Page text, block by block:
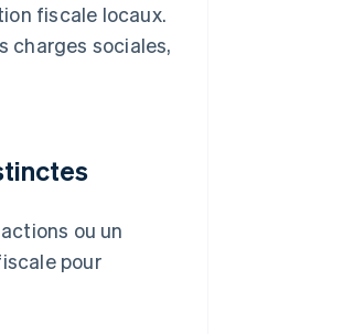
fiscale locaux.
charges sociales,
ou un
pour